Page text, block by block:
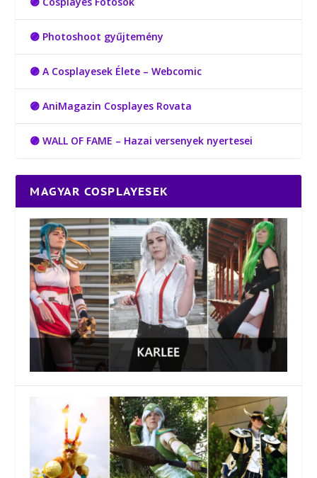
🟣 Photoshoot gyűjtemény
🟣 A Cosplayesek Élete – Webcomic
🟣 AniMagazin Cosplayes Rovata
🟣 WALL OF FAME – Hazai versenyek nyertesei
MAGYAR COSPLAYESEK